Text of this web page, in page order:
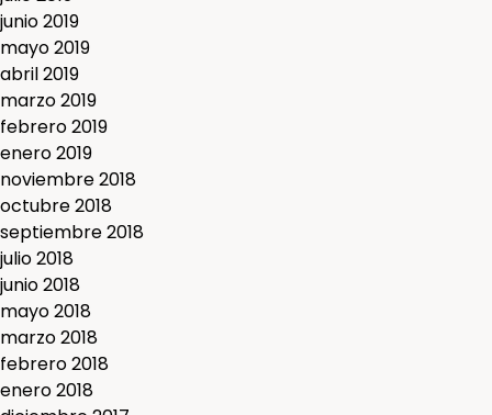
junio 2019
mayo 2019
abril 2019
marzo 2019
febrero 2019
enero 2019
noviembre 2018
octubre 2018
septiembre 2018
julio 2018
junio 2018
mayo 2018
marzo 2018
febrero 2018
enero 2018